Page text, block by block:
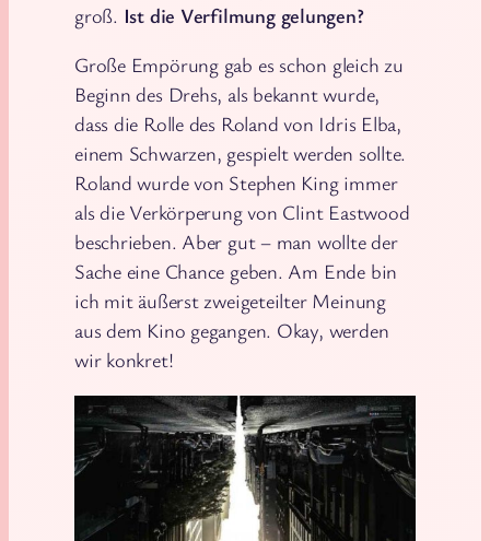
groß. Ist die Verfilmung gelungen?
Große Empörung gab es schon gleich zu
Beginn des Drehs, als bekannt wurde,
dass die Rolle des Roland von Idris Elba,
einem Schwarzen, gespielt werden sollte.
Roland wurde von Stephen King immer
als die Verkörperung von Clint Eastwood
beschrieben. Aber gut – man wollte der
Sache eine Chance geben. Am Ende bin
ich mit äußerst zweigeteilter Meinung
aus dem Kino gegangen. Okay, werden
wir konkret!